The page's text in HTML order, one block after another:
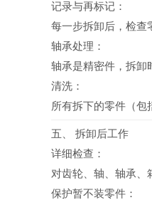
记录与再标记：
每一步拆卸后，检查
轴承处理：
轴承是精密件，拆卸
清洗：
所有拆下的零件（包
五、 拆卸后工作
详细检查：
对齿轮、轴、轴承、
保护暂不装零件：